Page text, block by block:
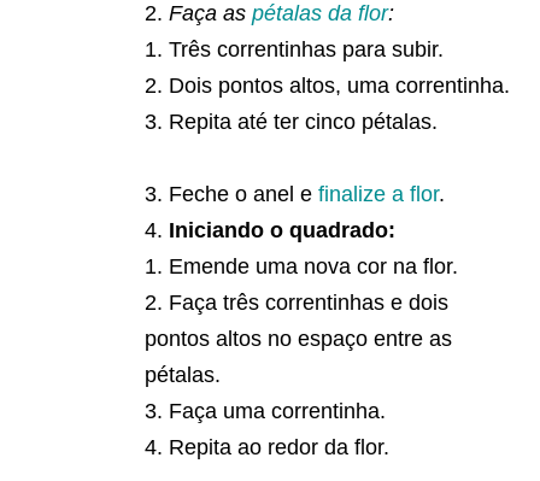
Faça as pétalas da flor:
Três correntinhas para subir.
Dois pontos altos, uma correntinha.
Repita até ter cinco pétalas.
Feche o anel e finalize a flor.
Iniciando o quadrado:
Emende uma nova cor na flor.
Faça três correntinhas e dois
pontos altos no espaço entre as
pétalas.
Faça uma correntinha.
Repita ao redor da flor.